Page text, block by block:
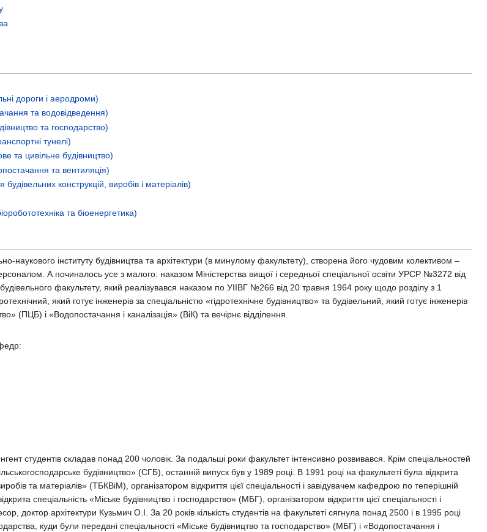
дороги і аеродроми)
та водовідведення)
та господарство)
тунелі)
та цивільне будівництво)
та вентиляція)
конструкцій, виробів і матеріалів)
та біоенергетика)
наукового інституту будівництва та архітектури (в минулому факультету), створена його чудовим колективом –
А починалось усе з малого: наказом Міністерства вищої і середньої спеціальної освіти УРСР №3272 від
факультету, який реалізувався наказом по УІІВГ №266 від 20 травня 1964 року щодо розділу з 1
який готує інженерів за спеціальністю «гідротехнічне будівництво» та будівельний, який готує інженерів
(ПЦБ) і «Водопостачання і каналізація» (ВіК) та вечірнє відділення.
студентів складав понад 200 чоловік. За подальші роки факультет інтенсивно розвивався. Крім спеціальностей
будівництво» (СГБ), останній випуск був у 1989 році. В 1991 році на факультеті була відкрита
та матеріалів» (ТБКВіМ), організатором відкриття цієї спеціальності і завідувачем кафедрою по теперішній
спеціальність «Міське будівництво і господарство» (МБГ), організатором відкриття цієї спеціальності і
доктор архітектури Кузьмич О.І. За 20 років кількість студентів на факультеті сягнула понад 2500 і в 1995 році
куди були передані спеціальності «Міське будівництво та господарство» (МБГ) і «Водопостачання і